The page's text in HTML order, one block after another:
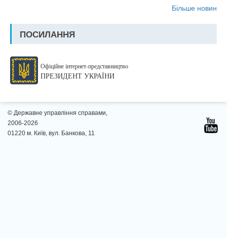
Більше новин
ПОСИЛАННЯ
Офіційне інтернет-представництво
ПРЕЗИДЕНТ УКРАЇНИ
© Державне управління справами,
2006-2026
01220 м. Київ, вул. Банкова, 11